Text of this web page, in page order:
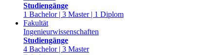
Studiengänge
1 Bachelor | 3 Master | 1 Diplom
Fakultät
Ingenieurwissenschaften
Studiengänge
4 Bachelor | 3 Master